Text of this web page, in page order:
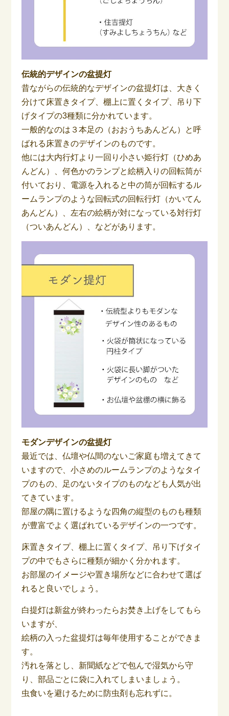
伝統的デザインの盆提灯
昔ながらの伝統的なデザインの盆提灯は、大きく
分けて床置きタイプ、棚上に置くタイプ、吊り下
げタイプの3種類に分かれています。
一般的なのは３本足の（おおうちあんどん）と呼
ばれる床置きのデザインのものです。
他には大内行灯より一回り小さい姫行灯（ひめあ
んどん）、何色かのランプと絵柄入りの回転筒が
付いており、電源を入れると中の筒が回転するル
ームランプのような回転式の回転行灯（かいてん
あんどん）、左右の絵柄が対になっている対行灯
（ついあんどん）、などがあります。
モダンデザインの盆提灯
最近では、仏壇や仏間のないご家庭も増えてきて
いますので、小さめのルームランプのようなタイ
プのもの、足のないタイプのものなども人気が出
てきています。
部屋の隅に置けるような四角の縦型のものも種類
が豊富でよく選ばれているデザインの一つです。
床置きタイプ、棚上に置くタイプ、吊り下げタイ
プの中でもさらに種類が細かく分かれます。
お部屋のイメージや置き場所などに合わせて選ば
れると良いでしょう。
白提灯は新盆が終わったらお焚き上げをしてもら
いますが、
絵柄の入った盆提灯は毎年使用することができま
す。
汚れを落とし、新聞紙などで包んで湿気から守
り、部品ごとに袋に入れてしまいましょう。
虫食いを避けるために防虫剤も忘れずに。